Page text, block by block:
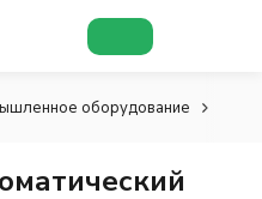
оборудование